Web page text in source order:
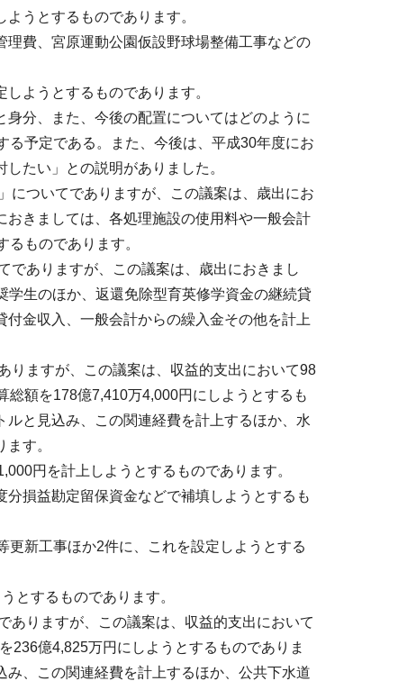
うとするものであります。
費、宮原運動公園仮設野球場整備工事などの
ようとするものであります。
分、また、今後の配置についてはどのように
予定である。また、今後は、平成30年度にお
たい」との説明がありました。
ついてでありますが、この議案は、歳出にお
きましては、各処理施設の使用料や一般会計
ものであります。
ありますが、この議案は、歳出におきまし
生のほか、返還免除型育英修学資金の継続貸
金収入、一般会計からの繰入金その他を計上
ますが、この議案は、収益的支出において98
額を178億7,410万4,000円にしようとするも
と見込み、この関連経費を計上するほか、水
す。
円を計上しようとするものであります。
損益勘定留保資金などで補填しようとするも
新工事ほか2件に、これを設定しようとする
とするものであります。
りますが、この議案は、収益的支出において
236億4,825万円にしようとするものでありま
、この関連経費を計上するほか、公共下水道